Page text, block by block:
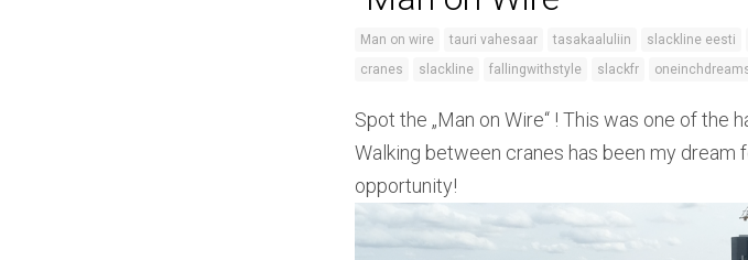
Man on wire tauri vahesaar tasakaaluliin slackline eesti
cranes
slackline fallingwithstyle slackfr
Spot the „Man on Wire“ ! This was one of the
Walking between cranes has been my
opportunity!